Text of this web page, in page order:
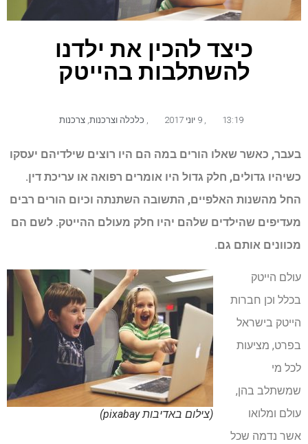
כיצד להכין את ילדנו
להשתלבות בהייטק
13:19 כלכלה וצרכנות צרכנות
בעבר, כאשר שאלו הורים במה הם היו רוצים שילדיהם יעסקו
כשיהיו גדולים, חלק גדול היו אומרים רפואה או עריכת דין.
החל מהשנות האלפיים, התשובה השתנתה וכיום הורים רבים
מעדיפים שהילדים שלהם יהיו חלק מעולם ההייטק. לשם הם
מכוונים אותם גם.
(צילום באדיבות pixabay)
עולם הייטק
בכלל וכן חברות
הייטק בישראל
בפרט, מציעות
לכל מי
שמשתלב בהן,
עולם ומלואו
אשר נדמה שכל